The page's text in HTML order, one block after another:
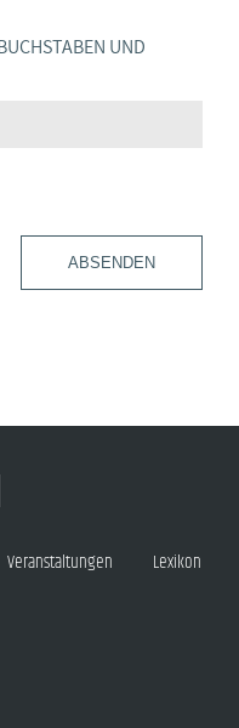
UND Z
ABSENDEN
Veranstaltungen Lexikon